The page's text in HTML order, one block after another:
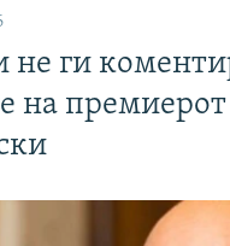
не ги
на премиерот